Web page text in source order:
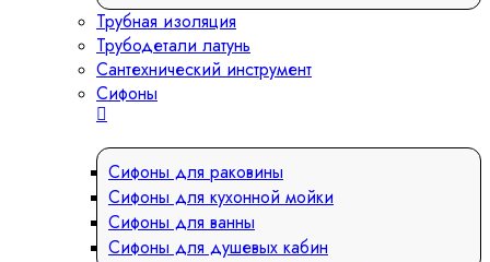
Трубная изоляция
Трубодетали латунь
Сантехнический инструмент
Сифоны
Сифоны для раковины
Сифоны для кухонной мойки
Сифоны для ванны
Сифоны для душевых кабин